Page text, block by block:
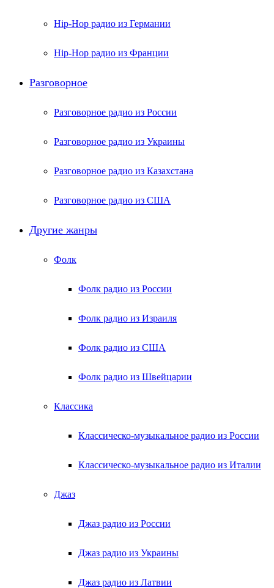
Hip-Hop радио из Германии
Hip-Hop радио из Франции
Разговорное
Разговорное радио из России
Разговорное радио из Украины
Разговорное радио из Казахстана
Разговорное радио из США
Другие жанры
Фолк
Фолк радио из России
Фолк радио из Израиля
Фолк радио из США
Фолк радио из Швейцарии
Классика
Классическо-музыкальное радио из России
Классическо-музыкальное радио из Италии
Джаз
Джаз радио из России
Джаз радио из Украины
Джаз радио из Латвии